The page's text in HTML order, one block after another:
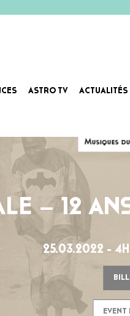
ASTRO TV ACTUALITÉS
Musiques
– 12
25.03.2022 -
EVENT